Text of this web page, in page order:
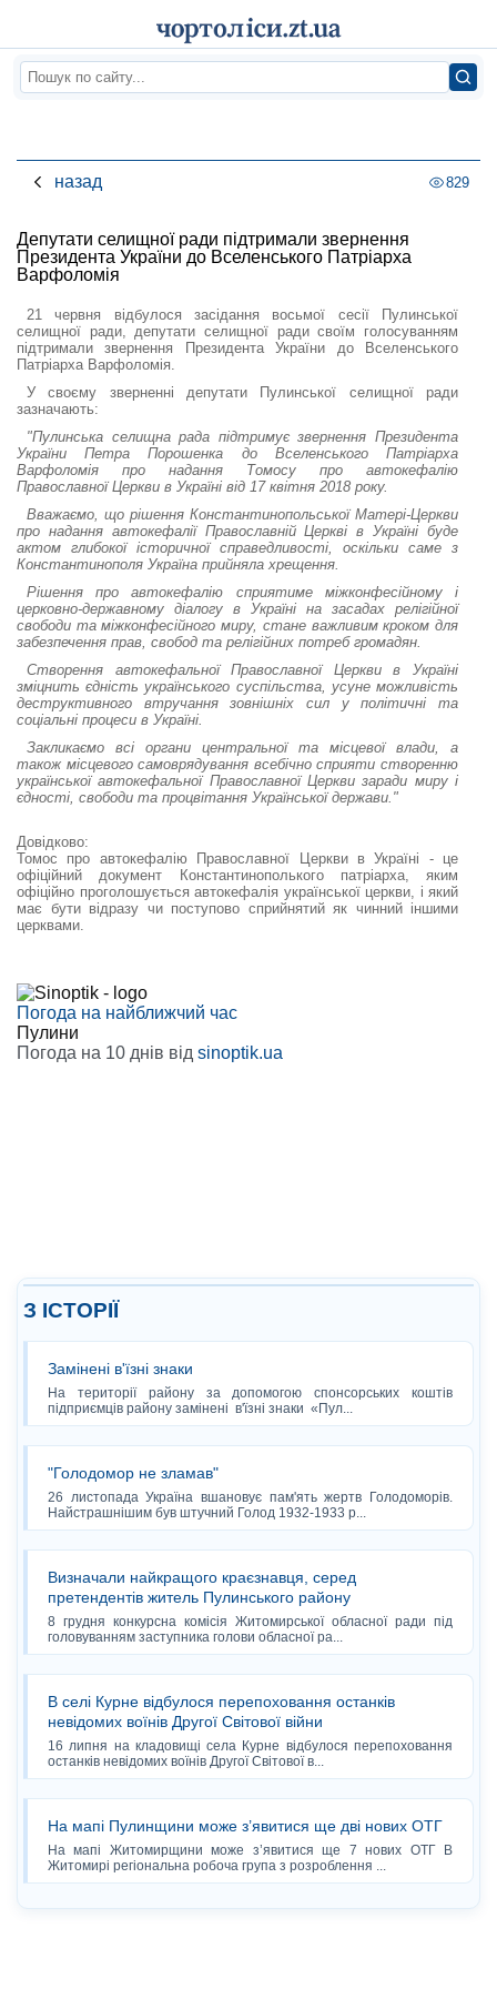
назад 829
Депутати селищної ради підтримали звернення
Президента України до Вселенського Патріарха
Варфоломія
21 червня відбулося засідання восьмої сесії Пулинської
селищної ради, депутати селищної ради своїм голосуванням
підтримали звернення Президента України до Вселенського
Патріарха Варфоломія.
У своєму зверненні депутати Пулинської селищної ради
зазначають:
"Пулинська селищна рада підтримує звернення Президента
України Петра Порошенка до Вселенського Патріарха
Варфоломія про надання Томосу про автокефалію
Православної Церкви в Україні від 17 квітня 2018 року.
Вважаємо, що рішення Константинопольської Матері-Церкви
про надання автокефалії Православній Церкві в Україні буде
актом глибокої історичної справедливості, оскільки саме з
Константинополя Україна прийняла хрещення.
Рішення про автокефалію сприятиме міжконфесійному і
церковно-державному діалогу в Україні на засадах релігійної
свободи та міжконфесійного миру, стане важливим кроком для
забезпечення прав, свобод та релігійних потреб громадян.
Створення автокефальної Православної Церкви в Україні
зміцнить єдність українського суспільства, усуне можливість
деструктивного втручання зовнішніх сил у політичні та
соціальні процеси в Україні.
Закликаємо всі органи центральної та місцевої влади, а
також місцевого самоврядування всебічно сприяти створенню
української автокефальної Православної Церкви заради миру і
єдності, свободи та процвітання Української держави."
Довідково:
Томос про автокефалію Православної Церкви в Україні - це
офіційний документ Константинополького патріарха, яким
офіційно проголошується автокефалія української церкви, і який
має бути відразу чи поступово сприйнятий як чинний іншими
церквами.
Погода на найближчий час
Пулини
Погода на 10 днів від sinoptik.ua
З ІСТОРІЇ
Замінені в'їзні знаки
На території району за допомогою спонсорських коштів
підприємців району замінені в'їзні знаки «Пул...
"Голодомор не зламав"
26 листопада Україна вшановує пам'ять жертв Голодоморів.
Найстрашнішим був штучний Голод 1932-1933 р...
Визначали найкращого краєзнавця, серед
претендентів житель Пулинського району
8 грудня конкурсна комісія Житомирської обласної ради під
головуванням заступника голови обласної ра...
В селі Курне відбулося перепоховання останків
невідомих воїнів Другої Світової війни
16 липня на кладовищі села Курне відбулося перепоховання
останків невідомих воїнів Другої Світової в...
На мапі Пулинщини може з’явитися ще дві нових ОТГ
На мапі Житомирщини може з’явитися ще 7 нових ОТГ В
Житомирі регіональна робоча група з розроблення ...